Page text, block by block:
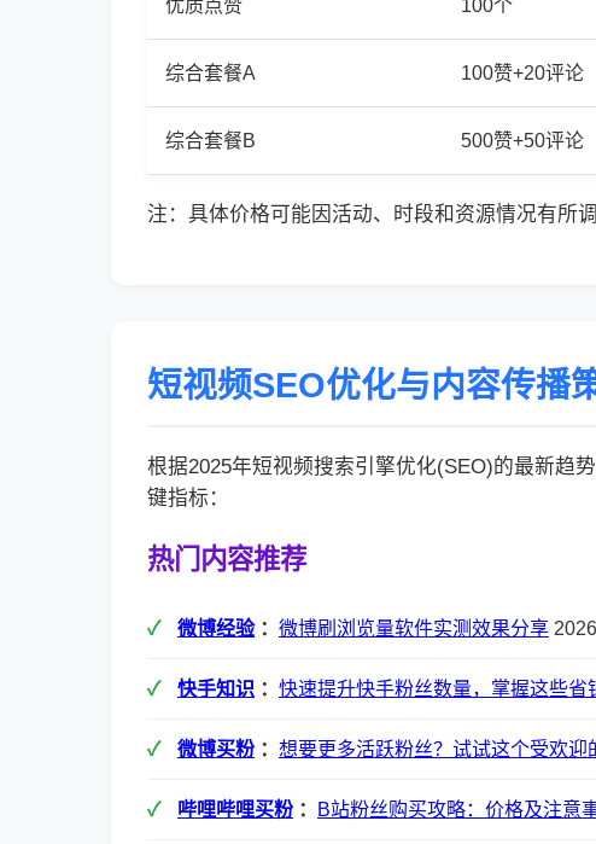
优质点赞 100个
综合套餐A 100赞+20评论
综合套餐B 500赞+50评论
注：具体价格可能因活动、时段和资源情况有所
短视频SEO优化与内容传播
根据2025年短视频搜索引擎优化(SEO)的最新趋
键指标：
热门内容推荐
微博经验： 微博刷浏览量软件实测效果分享
快手知识 ： 快速提升快手粉丝数量，掌握这些省
微博买粉 ： 想要更多活跃粉丝？试试这个受欢迎
哔哩哔哩买粉 ： B站粉丝购买攻略：价格及注意